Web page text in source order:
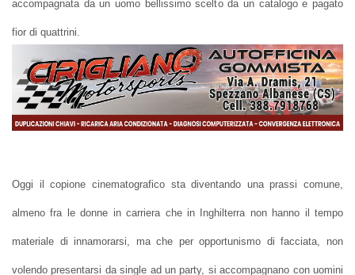
accompagnata da un uomo bellissimo scelto da un catalogo e pagato
fior di quattrini.
Oggi il copione cinematografico sta diventando una prassi comune,
almeno fra le donne in carriera che in Inghilterra non hanno il tempo
materiale di innamorarsi, ma che per opportunismo di facciata, non
volendo presentarsi da single ad un party, si accompagnano con uomini